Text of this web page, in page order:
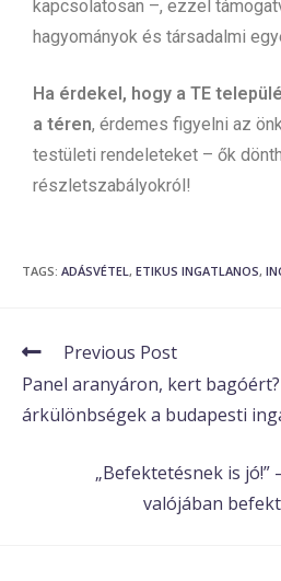
kapcsolatosan –, ezzel
hagyományok és társadalmi
Ha érdekel, hogy a TE
a téren, érdemes figyelni az
testületi rendeleteket – ők
részletszabályokról!
TAGS: ADÁSVÉTEL , ETIKUS INGATLANOS,
Previous Post
Panel aranyáron, kert
árkülönbségek a budapesti
„Befektetésnek is jó!”
valójában